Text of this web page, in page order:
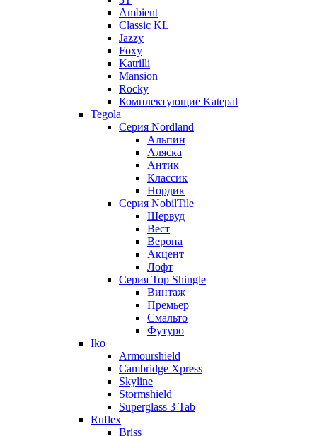
Ambient
Classic KL
Jazzy
Foxy
Katrilli
Mansion
Rocky
Комплектующие Katepal
Tegola
Серия Nordland
Альпин
Аляска
Антик
Классик
Нордик
Серия NobilTile
Шервуд
Вест
Верона
Акцент
Лофт
Серия Top Shingle
Винтаж
Премьер
Смальто
Футуро
Iko
Armourshield
Cambridge Xpress
Skyline
Stormshield
Superglass 3 Tab
Ruflex
Briss